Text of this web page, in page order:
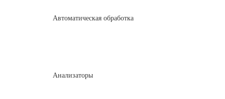
Автоматическая обработка
Анализаторы